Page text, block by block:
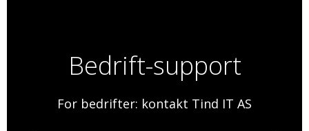
Bedrift-support
For bedrifter: kontakt Tind IT AS